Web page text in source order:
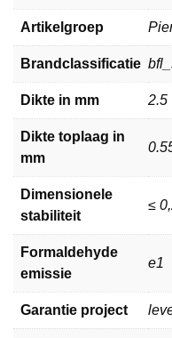
Artikelgroep
Brandclassificatie
Dikte in mm 2.5
Dikte toplaag in
mm
Dimensionele
stabiliteit
≤
Formaldehyde
emissie
e1
Garantie project